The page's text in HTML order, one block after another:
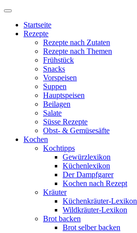
Startseite
Rezepte
Rezepte nach Zutaten
Rezepte nach Themen
Frühstück
Snacks
Vorspeisen
Suppen
Hauptspeisen
Beilagen
Salate
Süsse Rezepte
Obst- & Gemüsesäfte
Kochen
Kochtipps
Gewürzlexikon
Küchenlexikon
Der Dampfgarer
Kochen nach Rezept
Kräuter
Küchenkräuter-Lexikon
Wildkräuter-Lexikon
Brot backen
Brot selber backen